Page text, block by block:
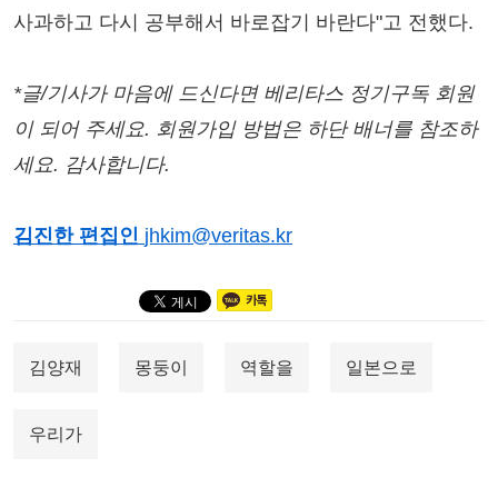
사과하고 다시 공부해서 바로잡기 바란다"고 전했다.
*글/기사가 마음에 드신다면 베리타스 정기구독 회원
이 되어 주세요. 회원가입 방법은 하단 배너를 참조하
세요. 감사합니다.
김진한 편집인 jhkim@veritas.kr
김양재 몽둥이 역할을 일본으로
우리가